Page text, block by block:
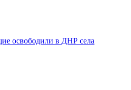
освободили в ДНР села